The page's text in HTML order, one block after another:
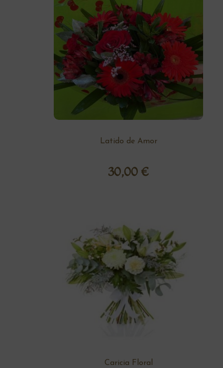
Latido de Amor
30,00 €
Caricia Floral